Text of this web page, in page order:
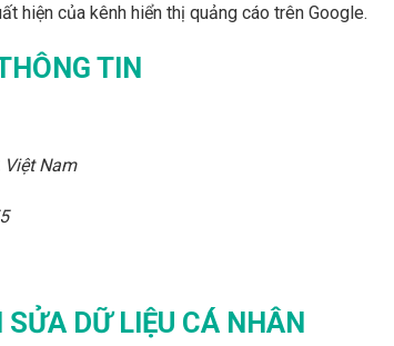
hiện của kênh hiển thị quảng cáo trên Google.
TIN
Việt Nam
DỮ LIỆU CÁ NHÂN